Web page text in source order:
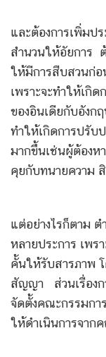
และต้องการเพิ่มป
สำนวนให้อัยการ
ให้มีการสืบสวนก่
เพราะจะทำให้เกิ
ของอินเดียกับอังก
ทำให้เกิดการปรับ
มากขึ้นเช่นผู้ต้อง
คุยกับทนายความ
แต่อย่างไรก็ตาม
หลายประการ เพร
คั้นให้รับสารภาพ
สัญญา ส่วนเรื่องก
จัดตั้งคณะกรรมกา
ให้ดำเนินการจาก